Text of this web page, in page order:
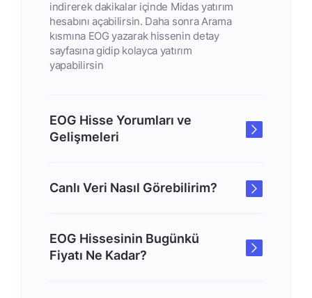
indirerek dakikalar içinde Midas yatırım
hesabını açabilirsin. Daha sonra Arama
kısmına EOG yazarak hissenin detay
sayfasına gidip kolayca yatırım
yapabilirsin
EOG Hisse Yorumları ve
Gelişmeleri
Canlı Veri Nasıl Görebilirim?
EOG Hissesinin Bugünkü
Fiyatı Ne Kadar?